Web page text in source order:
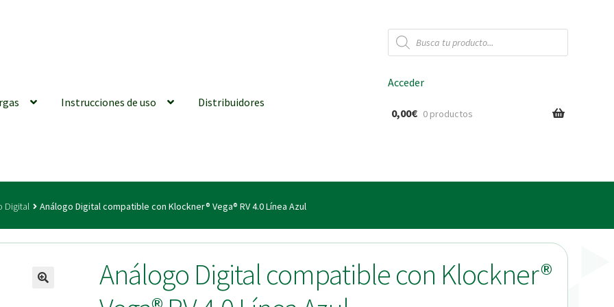
Búsqueda
de
productos
Instrucciones de uso Distribuidores
generales Conexiones CAD CAM Distribuidores Finalizar Pedido
| Tienda Online!
Acceder
0,00€ 0 productos
Digital Análogo Digital compatible con Klockner® Vega® RV 4.0 Línea Azul
Análogo Digital compatible con Klockner®